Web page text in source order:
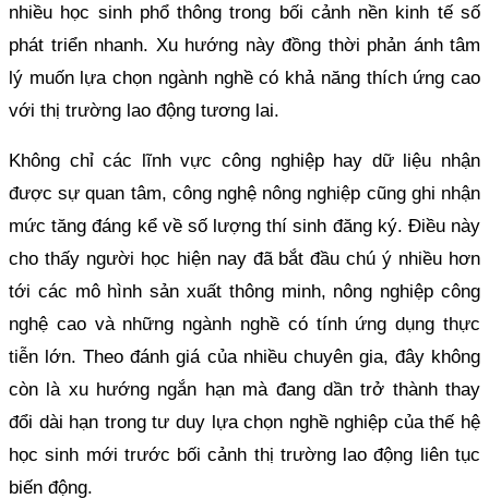
nhiều học sinh phổ thông trong bối cảnh nền kinh tế số
phát triển nhanh. Xu hướng này đồng thời phản ánh tâm
lý muốn lựa chọn ngành nghề có khả năng thích ứng cao
với thị trường lao động tương lai.
Không chỉ các lĩnh vực công nghiệp hay dữ liệu nhận
được sự quan tâm, công nghệ nông nghiệp cũng ghi nhận
mức tăng đáng kể về số lượng thí sinh đăng ký. Điều này
cho thấy người học hiện nay đã bắt đầu chú ý nhiều hơn
tới các mô hình sản xuất thông minh, nông nghiệp công
nghệ cao và những ngành nghề có tính ứng dụng thực
tiễn lớn. Theo đánh giá của nhiều chuyên gia, đây không
còn là xu hướng ngắn hạn mà đang dần trở thành thay
đổi dài hạn trong tư duy lựa chọn nghề nghiệp của thế hệ
học sinh mới trước bối cảnh thị trường lao động liên tục
biến động.